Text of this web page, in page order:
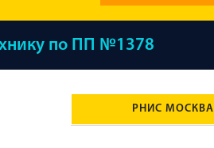
по ПП №1378
РНИС МОСКВА